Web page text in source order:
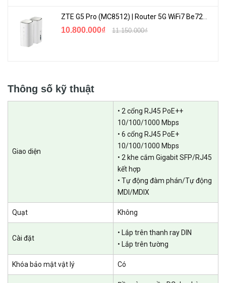
+ Vỏ nhôm cấp công nghiệp IP40
Tăng cường tính ổn định và bảo mật mạng
Được trang bị hai cổng cấp nguồn
và dải điện áp DC rộng 12-57V, đảm bảo hoạt động liên tục ngay cả
khi một nguồn điện bị hỏng.
10.800.000₫ 11.150.000₫
Thông số kỹ thuật
Giao diện
• 2 cổng RJ45 PoE++
10/100/1000 Mbps
• 6 cổng RJ45 PoE+
10/100/1000 Mbps
• 2 khe cắm Gigabit SFP/RJ45
kết hợp
• Tự động đàm phán/Tự động
MDI/MDIX
Quạt Không
Cài đặt
• Lắp trên thanh ray DIN
• Lắp trên tường
Khóa bảo mật vật lý Có